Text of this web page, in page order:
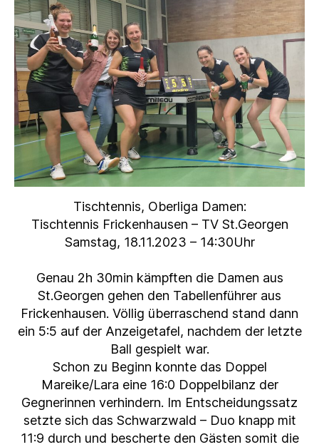
Tischtennis, Oberliga Damen:
Tischtennis Frickenhausen – TV St.Georgen
Samstag, 18.11.2023 – 14:30Uhr
Genau 2h 30min kämpften die Damen aus
St.Georgen gehen den Tabellenführer aus
Frickenhausen. Völlig überraschend stand dann
ein 5:5 auf der Anzeigetafel, nachdem der letzte
Ball gespielt war.
Schon zu Beginn konnte das Doppel
Mareike/Lara eine 16:0 Doppelbilanz der
Gegnerinnen verhindern. Im Entscheidungssatz
setzte sich das Schwarzwald – Duo knapp mit
11:9 durch und bescherte den Gästen somit die